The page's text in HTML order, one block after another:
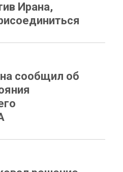
Ирана,
сообщил об